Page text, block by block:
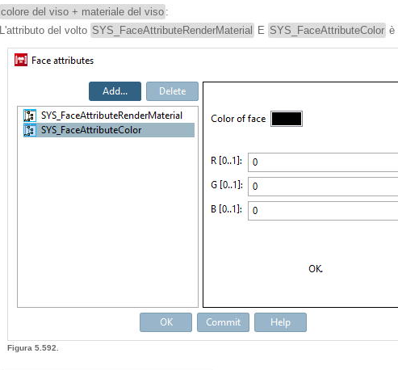
colore del viso + materiale del viso :
L'attributo del volto SYS_FaceAttributeRenderMaterial E SYS_FaceAttributeColor è
Figura 5.592.